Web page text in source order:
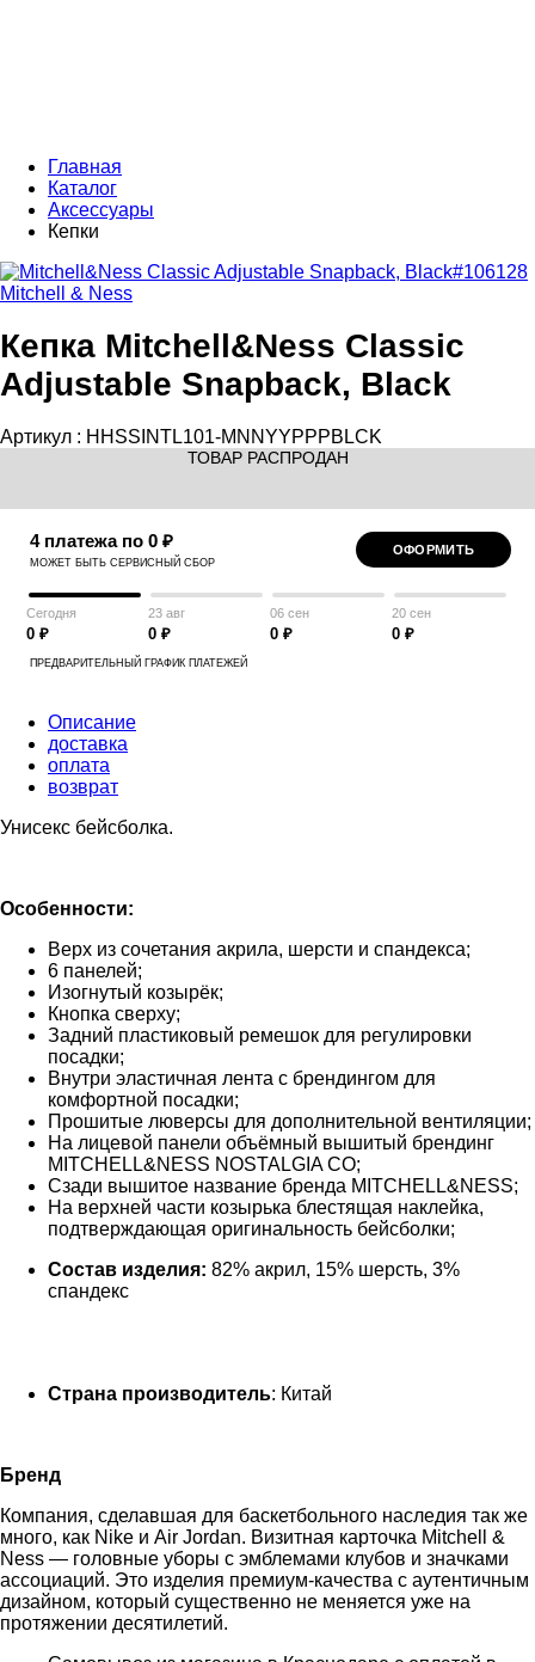
Главная
Каталог
Аксессуары
Кепки
Mitchell & Ness
Кепка Mitchell&Ness Classic
Adjustable Snapback, Black
Артикул : HHSSINTL101-MNNYYPPPBLCK
ТОВАР РАСПРОДАН
4 платежа по 0 ₽
МОЖЕТ БЫТЬ СЕРВИСНЫЙ СБОР
ОФОРМИТЬ
Сегодня
0 ₽
23 авг
0 ₽
06 сен
0 ₽
20 сен
0 ₽
ПРЕДВАРИТЕЛЬНЫЙ ГРАФИК ПЛАТЕЖЕЙ
Описание
доставка
оплата
возврат
Унисекс бейсболка.
Особенности:
Верх из сочетания акрила, шерсти и спандекса;
6 панелей;
Изогнутый козырёк;
Кнопка сверху;
Задний пластиковый ремешок для регулировки
посадки;
Внутри эластичная лента с брендингом для
комфортной посадки;
Прошитые люверсы для дополнительной вентиляции;
На лицевой панели объёмный вышитый брендинг
MITCHELL&NESS NOSTALGIA CO;
Сзади вышитое название бренда MITCHELL&NESS;
На верхней части козырька блестящая наклейка,
подтверждающая оригинальность бейсболки;
Состав изделия: 82% акрил, 15% шерсть, 3%
спандекс
Страна производитель: Китай
Бренд
Компания, сделавшая для баскетбольного наследия так же
много, как Nike и Air Jordan. Визитная карточка Mitchell &
Ness — головные уборы с эмблемами клубов и значками
ассоциаций. Это изделия премиум-качества с аутентичным
дизайном, который существенно не меняется уже на
протяжении десятилетий.